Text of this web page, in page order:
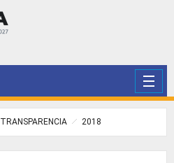
TRANSPARENCIA 2018